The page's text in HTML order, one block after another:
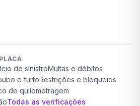
de sinistroMultas e débitos
e furtoRestrições e bloqueios
de quilometragem
Todas as verificações